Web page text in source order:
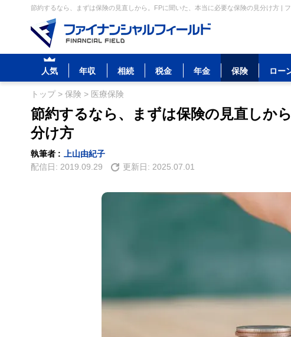
節約するなら、まずは保険の見直しから。FPに聞いた、本当に必要な保険の見分け方 |
人気 年収 相続 税金 年金 保険 ロー
トップ> 保険 > 医療保険
節約するなら、まずは保険の見直しか
分け方
執筆者 :
上山由紀子
配信日: 2019.09.29 更新日: 2025.07.01